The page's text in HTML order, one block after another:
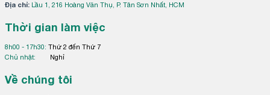
Địa chỉ:
Lầu 1, 216 Hoàng Văn Thụ, P. Tân Sơn Nhất, HCM
Thời gian làm việc
8h00 - 17h30: Thứ 2 đến Thứ 7
Chủ nhật:
Nghỉ
Về chúng tôi